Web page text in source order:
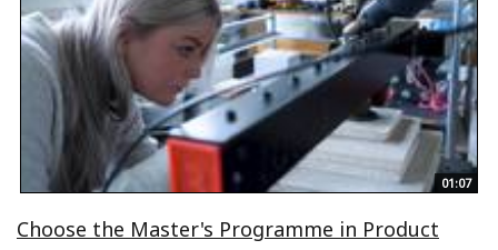
01:07
Choose the Master's Programme in Product